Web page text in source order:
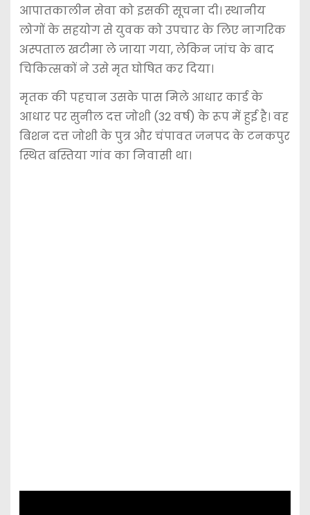
आपातकालीन सेवा को इसकी सूचना दी। स्थानीय
लोगों के सहयोग से युवक को उपचार के लिए नागरिक
अस्पताल खटीमा ले जाया गया, लेकिन जांच के बाद
चिकित्सकों ने उसे मृत घोषित कर दिया।
मृतक की पहचान उसके पास मिले आधार कार्ड के
आधार पर सुनील दत्त जोशी (32 वर्ष) के रूप में हुई है। वह
बिशन दत्त जोशी के पुत्र और चंपावत जनपद के टनकपुर
स्थित बस्तिया गांव का निवासी था।